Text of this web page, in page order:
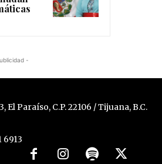
-
El Paraíso, C.P. 22106 / Tijuana, B.C.
6913